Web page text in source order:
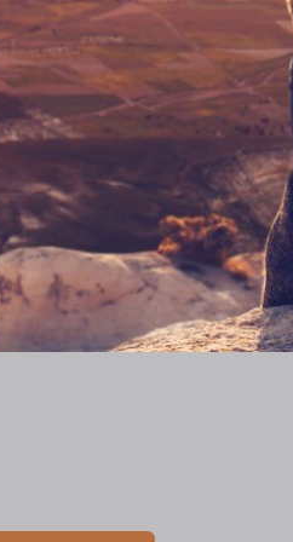
yhä enemmän osaamista. On
sujuvasti, tulosta syntyy ja
vaan esimiehen on
Eettisesti kestävä
ja
tekemisestä kaiken energian
josta voi syttyä ja